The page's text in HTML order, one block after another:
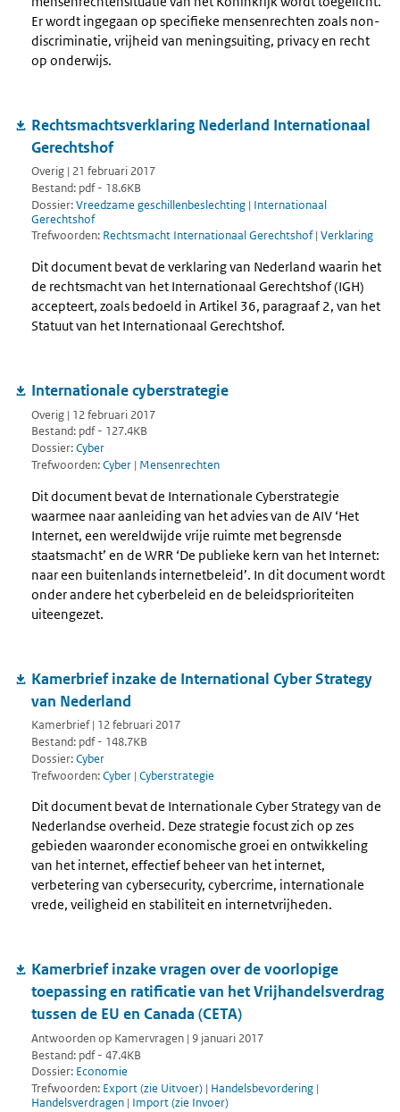
Er wordt ingegaan op specifieke mensenrechten zoals non-
discriminatie, vrijheid van meningsuiting, privacy en recht
op onderwijs.
Rechtsmachtsverklaring Nederland Internationaal
Gerechtshof
Overig | 21 februari 2017
Bestand: pdf - 18.6KB
Dossier:Vreedzame geschillenbeslechting | Internationaal
Gerechtshof
Trefwoorden: Rechtsmacht Internationaal Gerechtshof| Verklaring
Dit document bevat de verklaring van Nederland waarin het
de rechtsmacht van het Internationaal Gerechtshof (IGH)
accepteert, zoals bedoeld in Artikel 36, paragraaf 2, van het
Statuut van het Internationaal Gerechtshof.
Internationale cyberstrategie
Overig | 12 februari 2017
Bestand: pdf - 127.4KB
Dossier:Cyber
Trefwoorden:Cyber | Mensenrechten
Dit document bevat de Internationale Cyberstrategie
waarmee naar aanleiding van het advies van de AIV ‘Het
Internet, een wereldwijde vrije ruimte met begrensde
staatsmacht’ en de WRR ‘De publieke kern van het Internet:
naar een buitenlands internetbeleid’. In dit document wordt
onder andere het cyberbeleid en de beleidsprioriteiten
uiteengezet.
Kamerbrief inzake de International Cyber Strategy
van Nederland
Kamerbrief | 12 februari 2017
Bestand: pdf - 148.7KB
Dossier:Cyber
Trefwoorden:Cyber | Cyberstrategie
Dit document bevat de Internationale Cyber Strategy van de
Nederlandse overheid. Deze strategie focust zich op zes
gebieden waaronder economische groei en ontwikkeling
van het internet, effectief beheer van het internet,
verbetering van cybersecurity, cybercrime, internationale
vrede, veiligheid en stabiliteit en internetvrijheden.
Kamerbrief inzake vragen over de voorlopige
toepassing en ratificatie van het Vrijhandelsverdrag
tussen de EU en Canada (CETA)
Antwoorden op Kamervragen | 9 januari 2017
Bestand: pdf - 47.4KB
Dossier: Economie
Trefwoorden: Export (zie Uitvoer) | Handelsbevordering |
Handelsverdragen | Import (zie Invoer)